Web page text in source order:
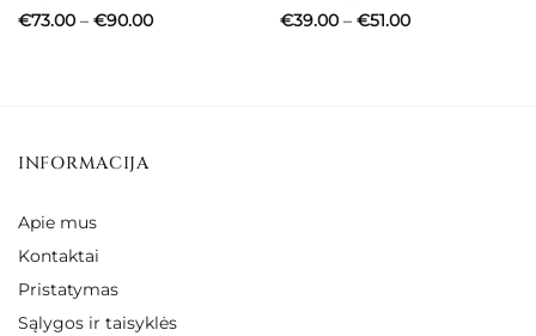
€73.00 – €90.00Price
€39.00 – €51.00Price
INFORMACIJA
Apie mus
Kontaktai
Pristatymas
Sąlygos ir taisyklės